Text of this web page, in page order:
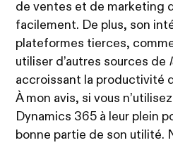
de ventes et de marketing
facilement. De plus, son
plateformes tierces,
utiliser d’autres sources de
accroissant la productivité
À mon avis, si vous
Dynamics 365 à leur plein
bonne partie de son utilité.